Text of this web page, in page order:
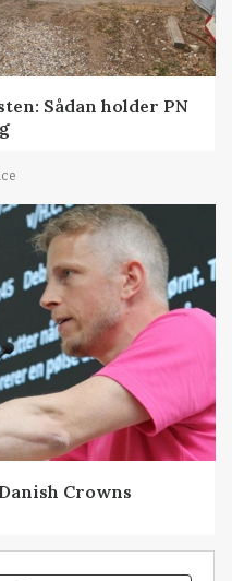
Sådan holder PN
Crowns